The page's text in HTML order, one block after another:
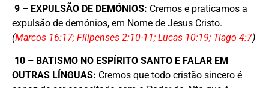
9 – EXPULSÃO DE DEMÓNIOS: Cremos e praticamos a
expulsão de demónios, em Nome de Jesus Cristo.
(Marcos 16:17; Filipenses 2:10-11; Lucas 10:19; Tiago 4:7)
10 – BATISMO NO ESPÍRITO SANTO E FALAR EM
OUTRAS LÍNGUAS: Cremos que todo cristão sincero é